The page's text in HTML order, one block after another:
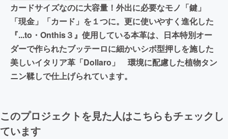
カードサイズなのに大容量！外出に必要なモノ「鍵」
「現金」「カード」を１つに。更に使いやすく進化した
『...to・Onthis３』使用している本革は、日本特別オー
ダーで作られたブッテーロに細かいシボ型押しを施した
美しいイタリア革「Dollaro」 環境に配慮した植物タン
ニン鞣しで仕上げられています。
このプロジェクトを見た人はこちらもチェックし
ています